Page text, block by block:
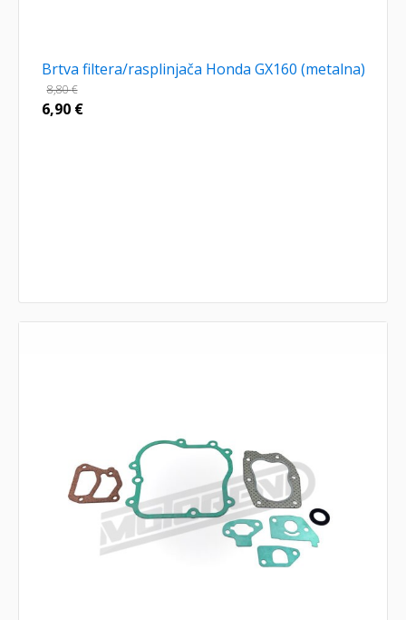
Brtva filtera/rasplinjača Honda GX160 (metalna)
8,80€
6,90 €